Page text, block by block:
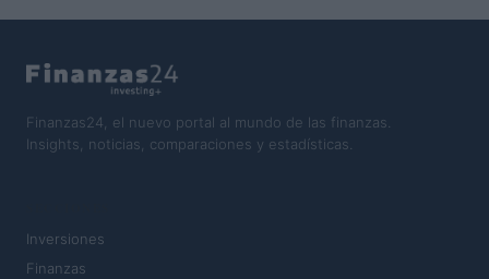
Finanzas24, el nuevo portal al mundo de las finanzas.
Insights, noticias, comparaciones y estadísticas.
Inversiones
Finanzas